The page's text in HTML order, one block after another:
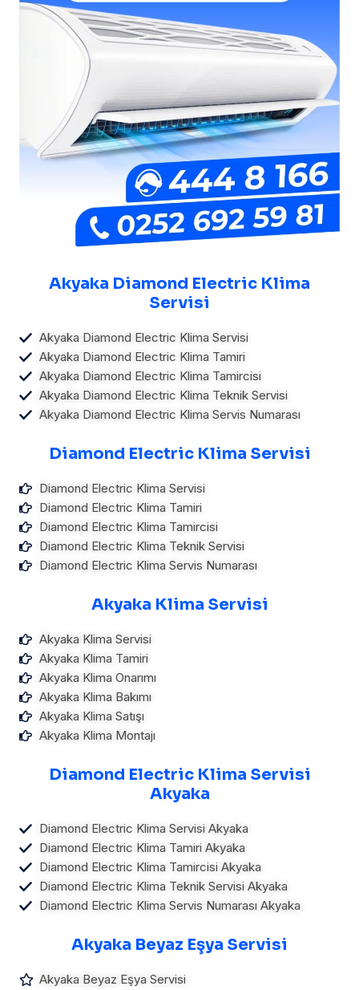
Akyaka Diamond Electric Klima
Servisi
Akyaka Diamond Electric Klima Servisi
Akyaka Diamond Electric Klima Tamiri
Akyaka Diamond Electric Klima Tamircisi
Akyaka Diamond Electric Klima Teknik Servisi
Akyaka Diamond Electric Klima Servis Numarası
Diamond Electric Klima Servisi
Diamond Electric Klima Servisi
Diamond Electric Klima Tamiri
Diamond Electric Klima Tamircisi
Diamond Electric Klima Teknik Servisi
Diamond Electric Klima Servis Numarası
Akyaka Klima Servisi
Akyaka Klima Servisi
Akyaka Klima Tamiri
Akyaka Klima Onarımı
Akyaka Klima Bakımı
Akyaka Klima Satışı
Akyaka Klima Montajı
Diamond Electric Klima Servisi
Akyaka
Diamond Electric Klima Servisi Akyaka
Diamond Electric Klima Tamiri Akyaka
Diamond Electric Klima Tamircisi Akyaka
Diamond Electric Klima Teknik Servisi Akyaka
Diamond Electric Klima Servis Numarası Akyaka
Akyaka Beyaz Eşya Servisi
Akyaka Beyaz Eşya Servisi